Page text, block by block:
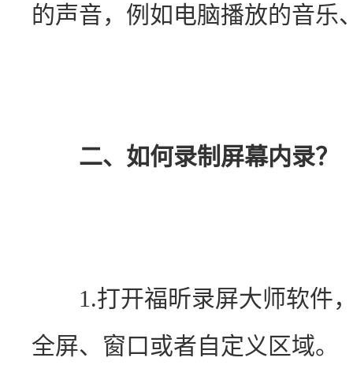
的声音，例如电脑播放的音乐
二、如何录制屏幕内录？
1.打开福昕录屏大师软件，
全屏、窗口或者自定义区域。